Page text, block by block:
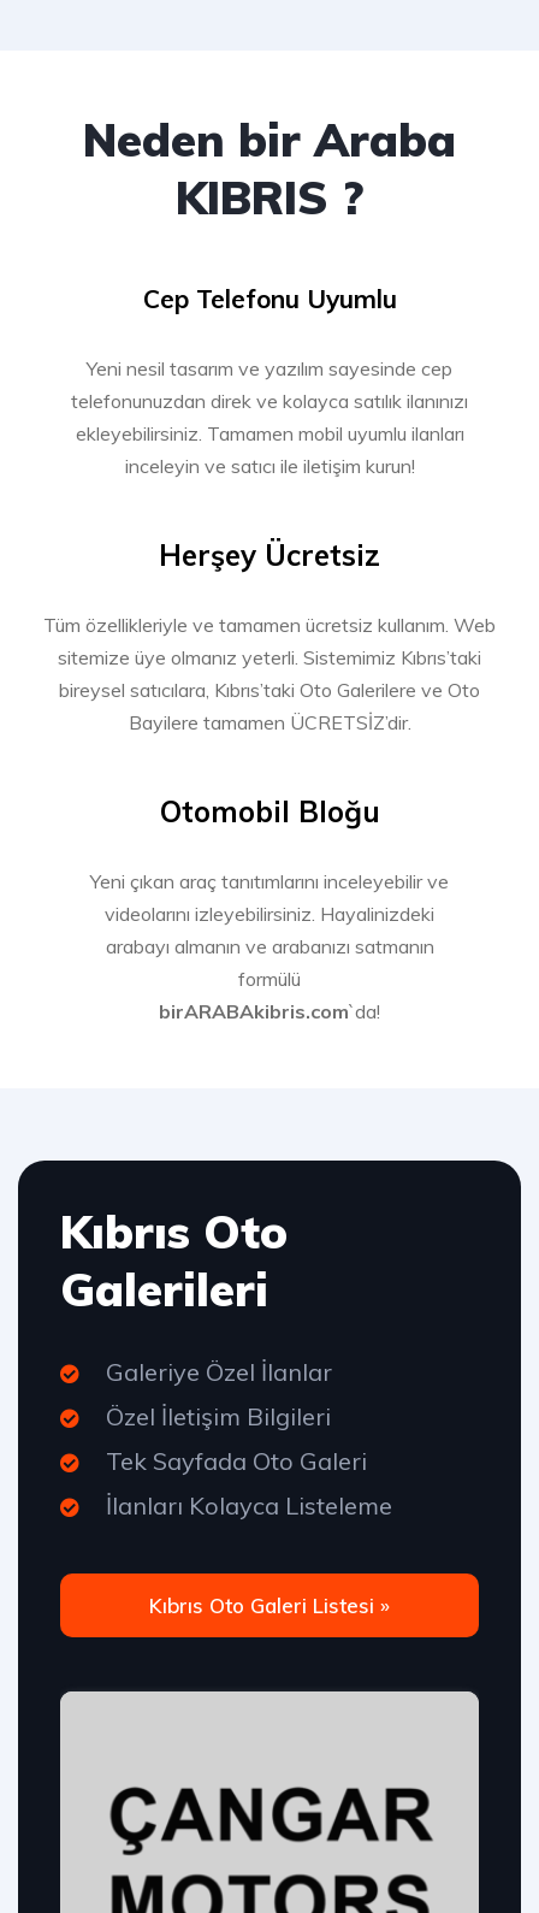
Neden bir Araba
KIBRIS ?
Cep Telefonu Uyumlu
Yeni nesil tasarım ve yazılım sayesinde cep
telefonunuzdan direk ve kolayca satılık ilanınızı
ekleyebilirsiniz. Tamamen mobil uyumlu ilanları
inceleyin ve satıcı ile iletişim kurun!
Herşey Ücretsiz
Tüm özellikleriyle ve tamamen ücretsiz kullanım. Web
sitemize üye olmanız yeterli. Sistemimiz Kıbrıs’taki
bireysel satıcılara, Kıbrıs’taki Oto Galerilere ve Oto
Bayilere tamamen ÜCRETSİZ’dir.
Otomobil Bloğu
Yeni çıkan araç tanıtımlarını inceleyebilir ve
videolarını izleyebilirsiniz. Hayalinizdeki
arabayı almanın ve arabanızı satmanın
formülü
birARABAkibris.com`da!
Kıbrıs Oto
Galerileri
Galeriye Özel İlanlar
Özel İletişim Bilgileri
Tek Sayfada Oto Galeri
İlanları Kolayca Listeleme
Kıbrıs Oto Galeri Listesi »